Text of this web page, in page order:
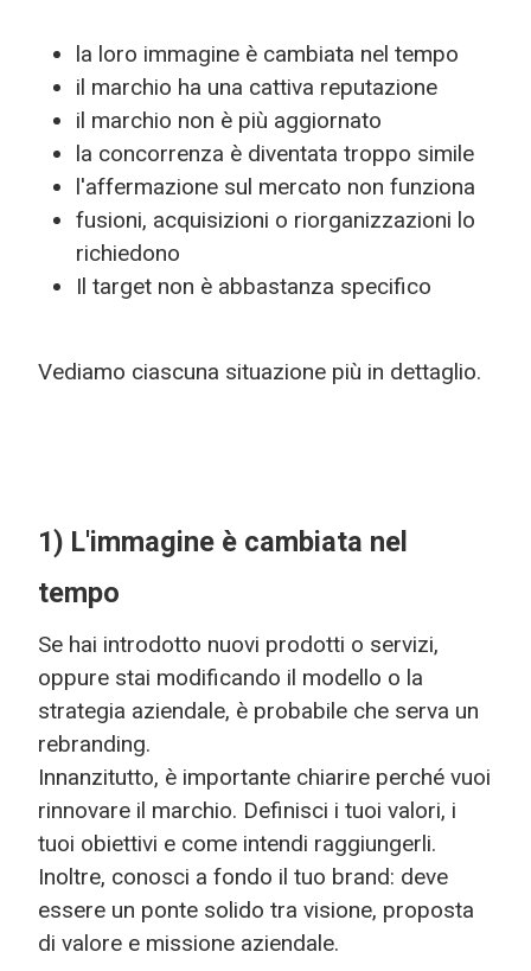
la loro immagine è cambiata nel tempo
il marchio ha una cattiva reputazione
il marchio non è più aggiornato
la concorrenza è diventata troppo simile
l'affermazione sul mercato non funziona
fusioni, acquisizioni o riorganizzazioni lo
richiedono
Il target non è abbastanza specifico
Vediamo ciascuna situazione più in dettaglio.
1) L'immagine è cambiata nel
tempo
Se hai introdotto nuovi prodotti o servizi,
oppure stai modificando il modello o la
strategia aziendale, è probabile che serva un
rebranding.
Innanzitutto, è importante chiarire perché vuoi
rinnovare il marchio. Definisci i tuoi valori, i
tuoi obiettivi e come intendi raggiungerli.
Inoltre, conosci a fondo il tuo brand: deve
essere un ponte solido tra visione, proposta
di valore e missione aziendale.